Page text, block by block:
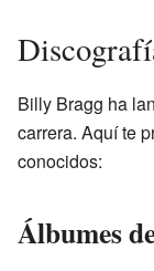
Billy Bragg ha
carrera. Aquí te
conocidos:
Álbumes